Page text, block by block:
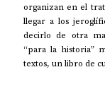
organizan en el
llegar a los
decirlo de otra
“para la historia”
textos, un libro de